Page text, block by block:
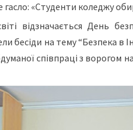
«Студенти коледжу
відзначається День
бесіди на тему “Безпека в
співпраці з ворогом